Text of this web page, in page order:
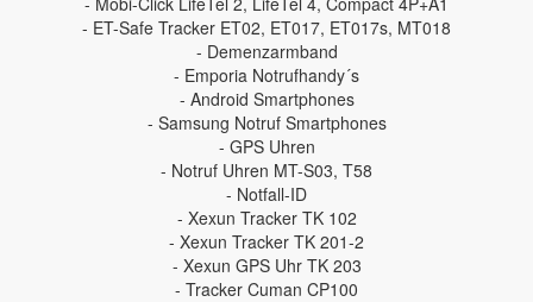
- ET-Safe Tracker ET02, ET017, ET017s, MT018
- Demenzarmband
- Emporia Notrufhandy´s
- Android Smartphones
- Samsung Notruf Smartphones
- GPS Uhren
- Notruf Uhren MT-S03, T58
- Notfall-ID
- Xexun Tracker TK 102
- Xexun Tracker TK 201-2
- Xexun GPS Uhr TK 203
- Tracker Cuman CP100